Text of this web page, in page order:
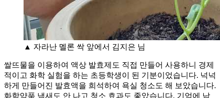
▲ 자라난 멜론 싹 앞에서 김지은 님
쌀뜨물을 이용하여 액상 발효제도 직접 만들어 사용하니 경제
적이고 화학 실험을 하는 초등학생이 된 기분이었습니다. 넉넉
하게 만들어진 발효액을 희석하여 욕실 청소도 해 보았습니다.
화학약품 냄새도 안 나고 청소 효과도 좋았습니다. 기억에 남